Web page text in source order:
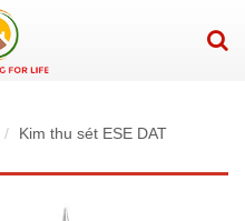
Kim thu sét ESE DAT